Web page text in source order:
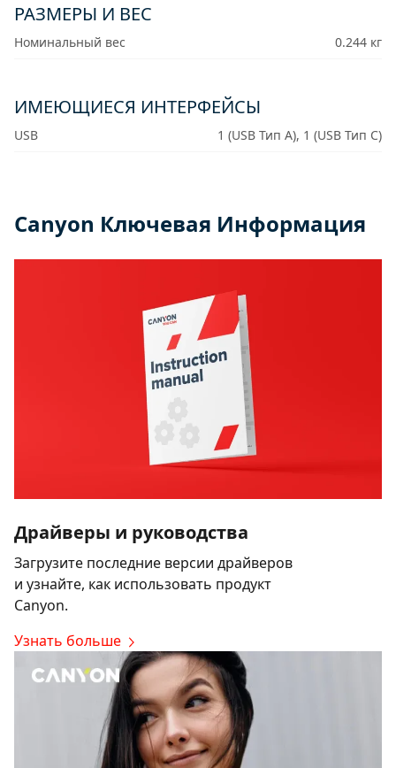
РАЗМЕРЫ И ВЕС
Номинальный вес 0.244 кг
ИМЕЮЩИЕСЯ ИНТЕРФЕЙСЫ
USB 1 (USB Тип A), 1 (USB Тип C)
Canyon Ключевая Информация
Драйверы и руководства
Загрузите последние версии драйверов
и узнайте, как использовать продукт
Canyon.
Узнать больше